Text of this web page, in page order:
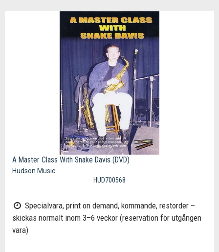
A Master Class With Snake Davis (DVD)
Hudson Music
HUD700568
Specialvara, print on demand, kommande, restorder –
skickas normalt inom 3–6 veckor (reservation för utgången
vara)